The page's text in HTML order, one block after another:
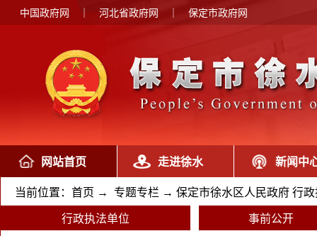
中国政府网 河北省政府网 保定市政府网
网站首页 走进徐水 新闻中
当前位置： 首页 → 专题专栏 → 保定市徐水区人民政府 行
行政执法单位 事前公开